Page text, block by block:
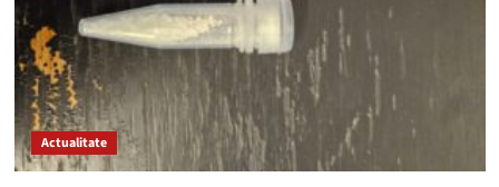
zona
campingului
Vama
Veche
Actualitate